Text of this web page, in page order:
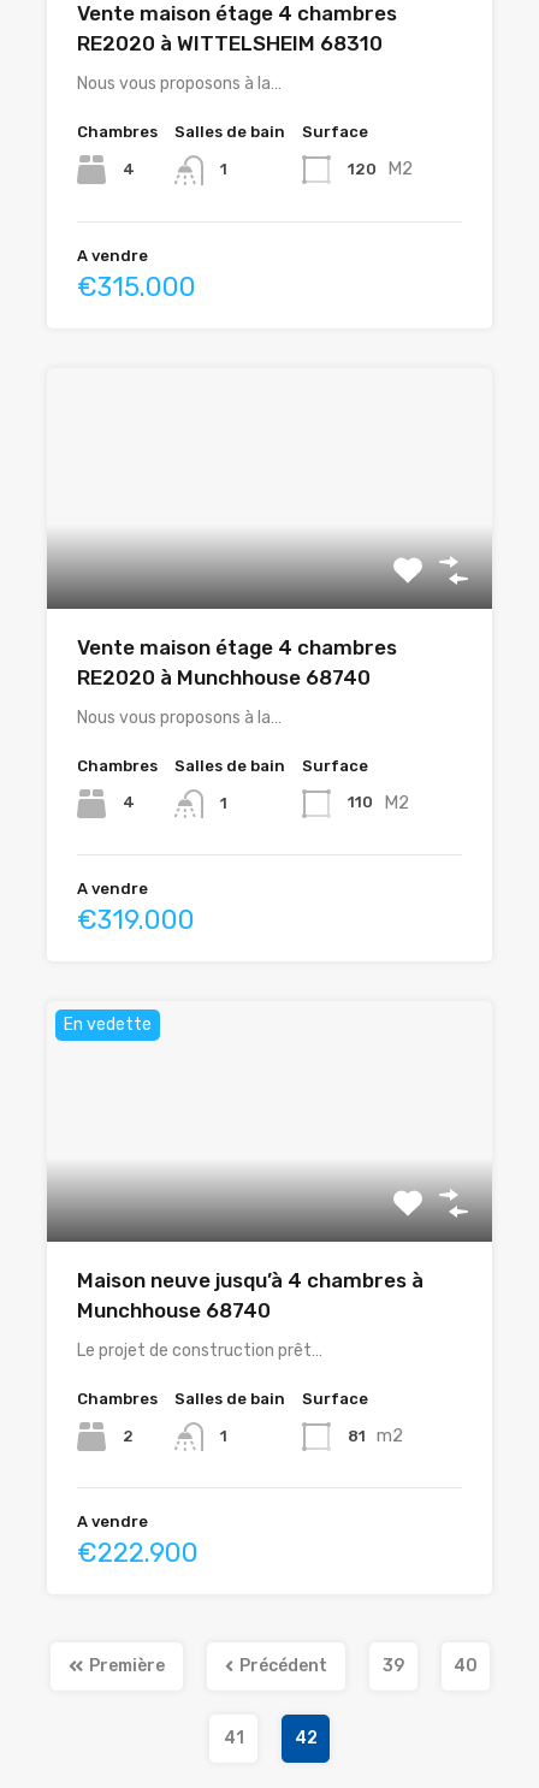
Vente maison étage 4 chambres
RE2020 à WITTELSHEIM 68310
Nous vous proposons à la…
Chambres
4
Salles de bain
1
Surface
120 M2
A vendre
€315.000
Vente maison étage 4 chambres
RE2020 à Munchhouse 68740
Nous vous proposons à la…
Chambres
4
Salles de bain
1
Surface
110 M2
A vendre
€319.000
En vedette
Maison neuve jusqu’à 4 chambres à
Munchhouse 68740
Le projet de construction prêt…
Chambres
2
Salles de bain
1
Surface
81 m2
A vendre
€222.900
Première Précédent 39 40
41 42